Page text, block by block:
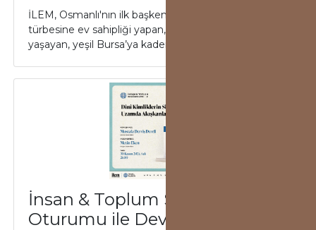
İLEM, Osmanlı'nın ilk başkenti, altı Osmanlı padişahın
türbesine ev sahipliği yapan, dört mevsimi bir arada
yaşayan, yeşil Bursa’ya kademe p...
İnsan & Toplum Seminerleri 6.
Oturumu ile Devam Ediyor